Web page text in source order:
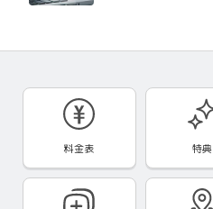
料金表 特典